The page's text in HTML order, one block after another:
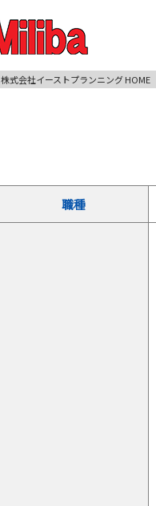
株式会社イーストプランニング HOME
職種